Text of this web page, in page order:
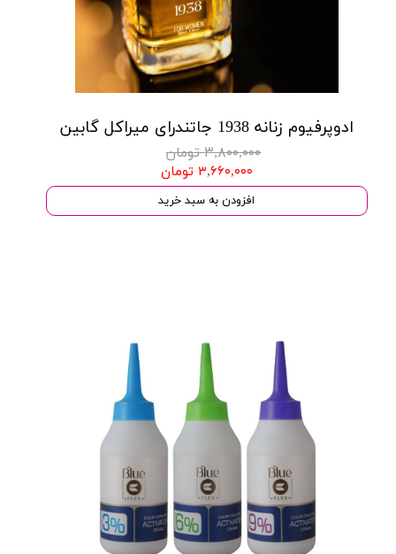
ادوپرفیوم زنانه 1938 جاتندرای میراکل گابین
۳,۸۰۰,۰۰۰ تومان
۳,۶۶۰,۰۰۰ تومان
افزودن به سبد خرید